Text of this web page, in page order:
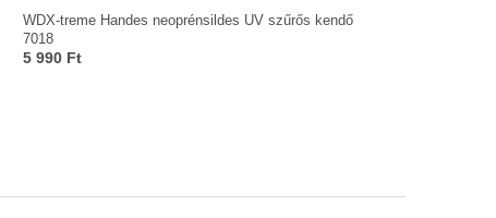
WDX-treme Handes neoprénsildes UV szűrős kendő
7018
5 990 Ft